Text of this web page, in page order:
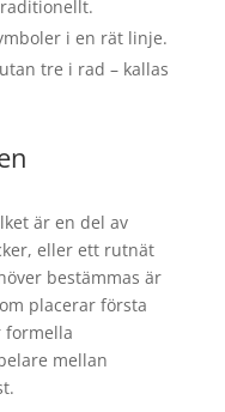
i en rät linje.
tre i rad – kallas
är en del av
eller ett rutnät
bestämmas är
placerar första
formella
mellan